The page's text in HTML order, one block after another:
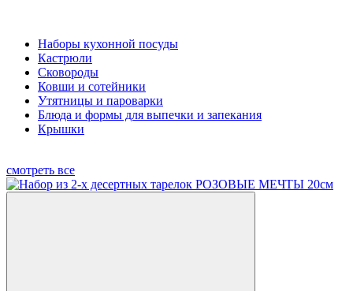
Наборы кухонной посуды
Кастрюли
Сковороды
Ковши и сотейники
Утятницы и пароварки
Блюда и формы для выпечки и запекания
Крышки
смотреть все